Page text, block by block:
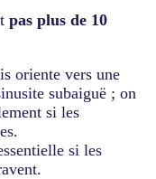
pas plus de 10
oriente vers une
subaiguë ; on
si les
si les